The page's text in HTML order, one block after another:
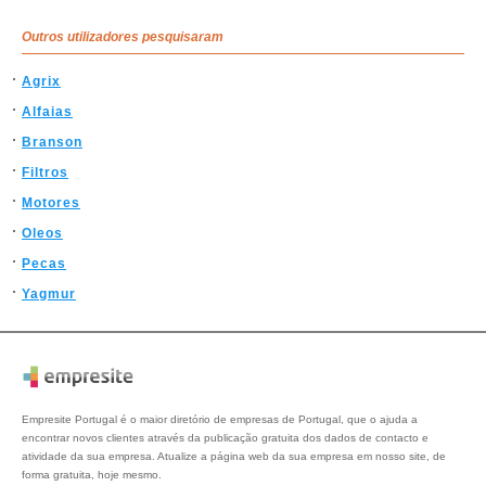
Outros utilizadores pesquisaram
Agrix
Alfaias
Branson
Filtros
Motores
Oleos
Pecas
Yagmur
Empresite Portugal é o maior diretório de empresas de Portugal, que o ajuda a
encontrar novos clientes através da publicação gratuita dos dados de contacto e
atividade da sua empresa. Atualize a página web da sua empresa em nosso site, de
forma gratuita, hoje mesmo.